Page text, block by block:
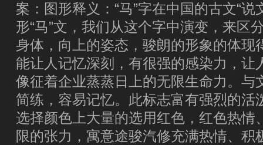
案：图形释义：“马”字在中国的古文“说
形“马”文，我们从这个字中演变，来区
身体，向上的姿态，骏朗的形象的体现
能让人记忆深刻，有很强的感染力，让
像征着企业蒸蒸日上的无限生命力。与
简练，容易记忆。此标志富有强烈的活
选择颜色上大量的选用红色，红色热情
限的张力，寓意途骏汽修充满热情、积